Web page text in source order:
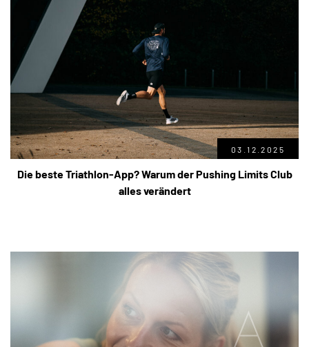
03.12.2025
Die beste Triathlon-App? Warum der Pushing Limits Club
alles verändert